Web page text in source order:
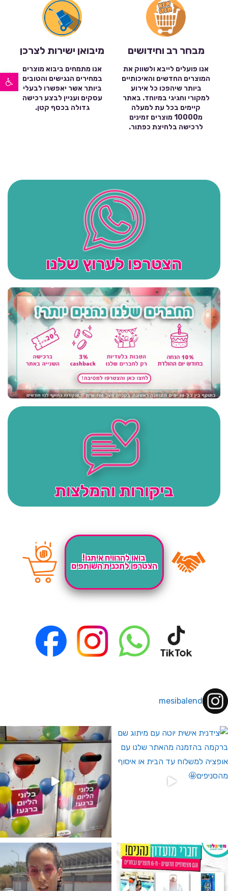
פתח סרגל נגישות
מבחר רב וחידושים
אנו פועלים לייבא ולשווק את
המוצרים החדשים והאיכותיים
ביותר שיהפכו כל אירוע
למקורי וחגיגי במיוחד. באתר
קיימים בכל עת למעלה
מ10000 מוצרים זמינים
לרכישה בלחיצת כפתור.
מיבואן ישירות לצרכן
אנו מתמחים ביבוא מוצרים
במחירים הנגישים והטובים
ביותר אשר יאפשרו לבעלי
עסקים ועניין לבצע רכישה
גדולה בכסף קטן.
הצטרפו לערוץ שלנו
ביקורות והמלצות
בואו להרוויח איתנו!
הצטרפו לתכנית השותפים
mesibalend
לחברי מועדון ומצטרפים חדשים🤍
מין העובר רק במסיבלנד !! קיים